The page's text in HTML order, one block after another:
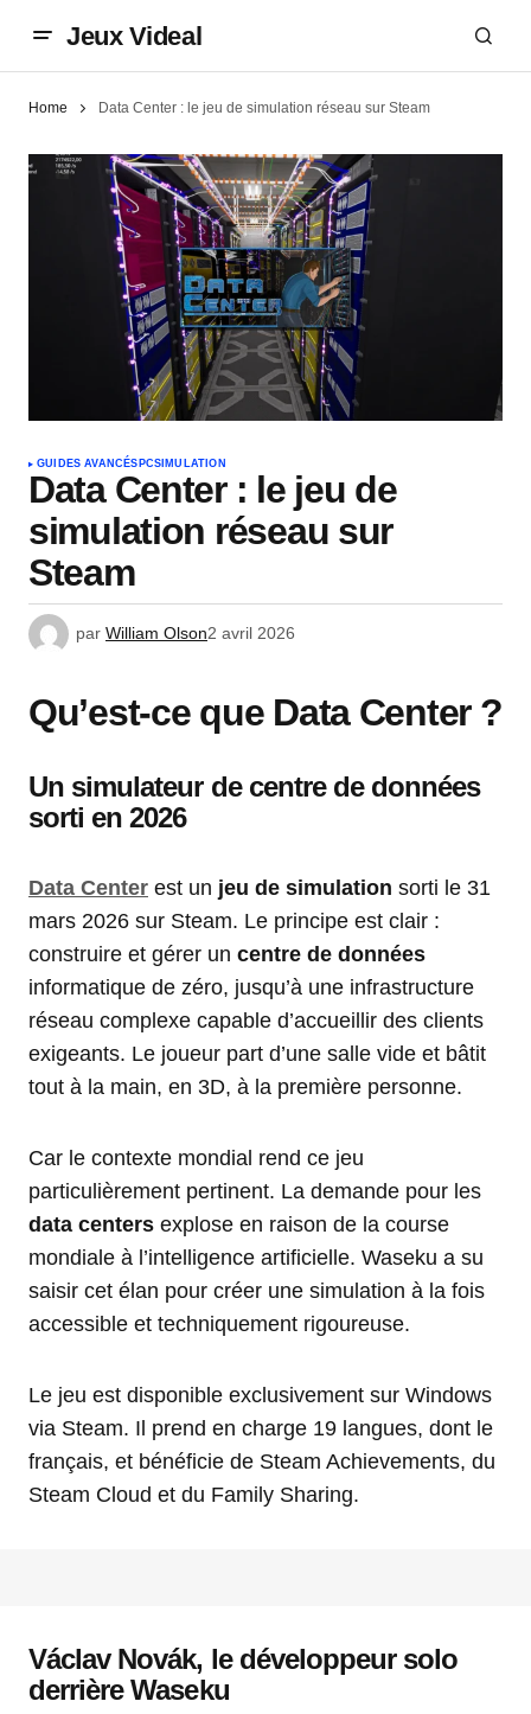
Jeux Videal
Home Data Center : le jeu de simulation réseau sur Steam
GUIDES AVANCÉS PCSIMULATION
Data Center : le jeu de
simulation réseau sur
Steam
par William Olson2 avril 2026
Qu’est-ce que Data Center ?
Un simulateur de centre de données
sorti en 2026
Data Center est un jeu de simulation sorti le 31
mars 2026 sur Steam. Le principe est clair :
construire et gérer un centre de données
informatique de zéro, jusqu’à une infrastructure
réseau complexe capable d’accueillir des clients
exigeants. Le joueur part d’une salle vide et bâtit
tout à la main, en 3D, à la première personne.
Car le contexte mondial rend ce jeu
particulièrement pertinent. La demande pour les
data centers explose en raison de la course
mondiale à l’intelligence artificielle. Waseku a su
saisir cet élan pour créer une simulation à la fois
accessible et techniquement rigoureuse.
Le jeu est disponible exclusivement sur Windows
via Steam. Il prend en charge 19 langues, dont le
français, et bénéficie de Steam Achievements, du
Steam Cloud et du Family Sharing.
Václav Novák, le développeur solo
derrière Waseku